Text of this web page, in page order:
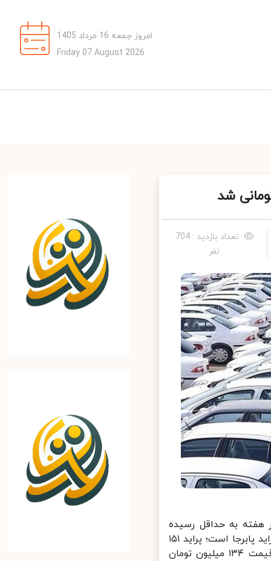
امروز جمعه 16 مرداد 1405
Friday 07 August 2026
تعداد بازدید : 704
نفر
هفته به حداقل رسیده
است و با این وجود این نوسانات قمیتی کماکان در بین خودروهای گروه پراید پابرجا است؛ پراید ۱۵۱
در ۲۴ ساعت گذشته یک میلیون تومان دیگر گران شده است و حالا به قیمت ۱۳۴ میلیون تومان